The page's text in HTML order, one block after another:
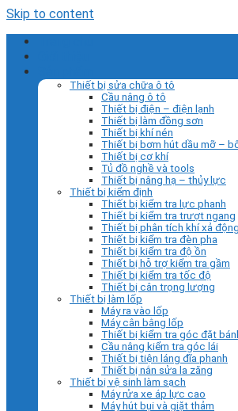
Skip to content
Thiết bị sửa chữa ô tô
Cầu nâng ô tô
Thiết bị điện – điện lạnh
Thiết bị làm đồng sơn
Thiết bị khí nén
Thiết bị bơm hút dầu mỡ –
Thiết bị cơ khí
Tủ đồ nghề và tools
Thiết bị nâng hạ – thủy lực
Thiết bị kiểm định
Thiết bị kiểm tra lực phanh
Thiết bị kiểm tra trượt ngang
Thiết bị phân tích khí xả
Thiết bị kiểm tra đèn pha
Thiết bị kiểm tra độ ồn
Thiết bị hỗ trợ kiểm tra gầm
Thiết bị kiểm tra tốc độ
Thiết bị cân trọng lượng
Thiết bị làm lốp
Máy ra vào lốp
Máy cân bằng lốp
Thiết bị kiểm tra góc đặt
Cầu nâng kiểm tra góc lái
Thiết bị tiện láng đĩa phanh
Thiết bị nắn sửa la zăng
Thiết bị vệ sinh làm sạch
Máy rửa xe áp lực cao
Máy hút bụi và giặt thảm